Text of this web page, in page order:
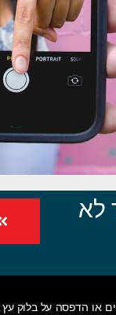
לא
או הדפסה על בלוק עץ